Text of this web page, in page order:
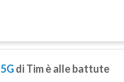
5Gdi Tim è alle battute